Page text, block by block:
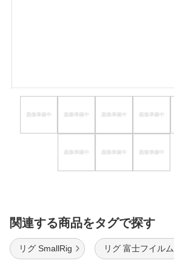
関連する商品をタグで探す
リグ SmallRig リグ 富士フイルム